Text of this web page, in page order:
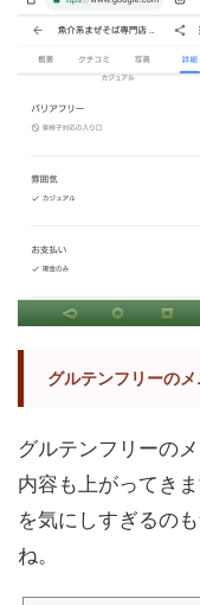
グルテンフリーの
グルテンフリーの
内容も上がってき
を気にしすぎるの
ね。